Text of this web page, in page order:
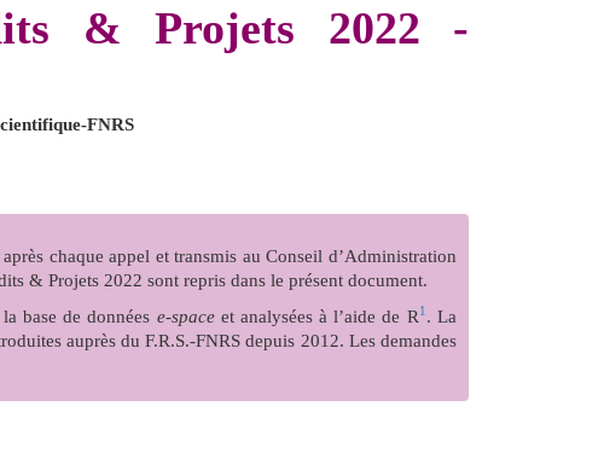
& Projets 2022 -
FNRS
chaque appel et transmis au Conseil d’Administration
& Projets 2022 sont repris dans le présent document.
base de données e-spaceet analysées à l’aide de R1 . La
auprès du F.R.S.-FNRS depuis 2012. Les demandes